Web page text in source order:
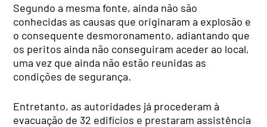
Segundo a mesma fonte, ainda não são
conhecidas as causas que originaram a explosão e
o consequente desmoronamento, adiantando que
os peritos ainda não conseguiram aceder ao local,
uma vez que ainda não estão reunidas as
condições de segurança.
Entretanto, as autoridades já procederam à
evacuação de 32 edifícios e prestaram assistência